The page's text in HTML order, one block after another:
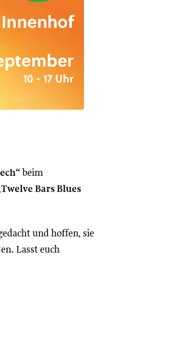
beim
Bars Blues
und hoffen, sie
Lasst euch